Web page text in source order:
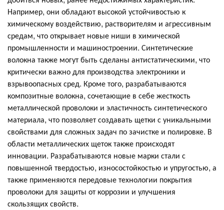
Например, они обладают высокой устойчивостью к
химическому воздействию, растворителям и агрессивным
средам, что открывает новые ниши в химической
промышленности и машиностроении. Синтетические
волокна также могут быть сделаны антистатическими, что
критически важно для производства электроники и
взрывоопасных сред. Кроме того, разрабатываются
композитные волокна, сочетающие в себе жесткость
металлической проволоки и эластичность синтетического
материала, что позволяет создавать щетки с уникальными
свойствами для сложных задач по зачистке и полировке. В
области металлических щеток также происходят
инновации. Разрабатываются новые марки стали с
повышенной твердостью, износостойкостью и упругостью, а
также применяются передовые технологии покрытия
проволоки для защиты от коррозии и улучшения
скользящих свойств.